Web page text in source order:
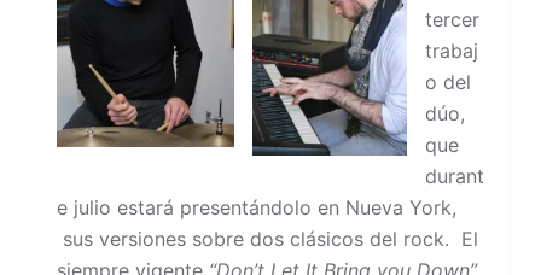
tercer
trabaj
o del
dúo,
que
durant
e julio estará presentándolo en Nueva York,
sus versiones sobre dos clásicos del rock. El